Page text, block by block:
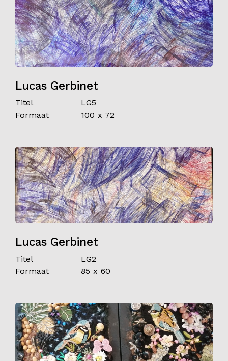
Lucas Gerbinet
Titel
LG5
Formaat
100 x 72
Lucas Gerbinet
Titel
LG2
Formaat
85 x 60